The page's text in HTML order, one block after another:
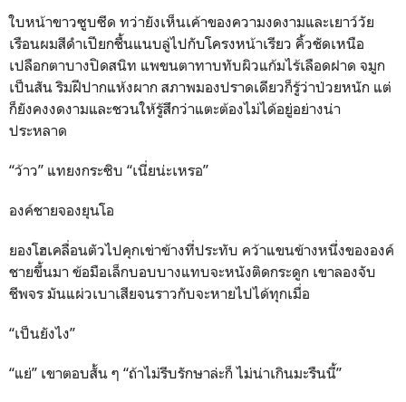
ใบหน้าขาวซูบซีด ทว่ายังเห็นเค้าของความงดงามและเยาว์วัย
เรือนผมสีดำเปียกชื้นแนบลู่ไปกับโครงหน้าเรียว คิ้วชัดเหนือ
เปลือกตาบางปิดสนิท แพขนตาทาบทับผิวแก้มไร้เลือดฝาด จมูก
เป็นสัน ริมฝีปากแห้งผาก สภาพมองปราดเดียวก็รู้ว่าป่วยหนัก แต่
ก็ยังคงงดงามและชวนให้รู้สึกว่าแตะต้องไม่ได้อยู่อย่างน่า
ประหลาด
“ว้าว” แทยงกระซิบ “เนี่ยน่ะเหรอ”
องค์ชายจองยุนโอ
ยองโฮเคลื่อนตัวไปคุกเข่าข้างที่ประทับ คว้าแขนข้างหนึ่งขององค์
ชายขึ้นมา ข้อมือเล็กบอบบางแทบจะหนังติดกระดูก เขาลองจับ
ชีพจร มันแผ่วเบาเสียจนราวกับจะหายไปได้ทุกเมื่อ
“เป็นยังไง”
“แย่” เขาตอบสั้น ๆ “ถ้าไม่รีบรักษาล่ะก็ ไม่น่าเกินมะรืนนี้”